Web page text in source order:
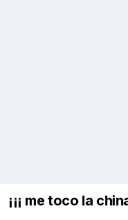
¡¡¡ me toco la